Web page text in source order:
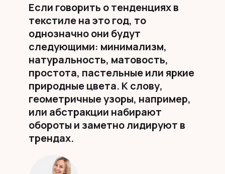
Если говорить о тенденциях в
текстиле на это год, то
однозначно они будут
следующими: минимализм,
натуральность, матовость,
простота, пастельные или яркие
природные цвета. К слову,
геометричные узоры, например,
или абстракции набирают
обороты и заметно лидируют в
трендах.